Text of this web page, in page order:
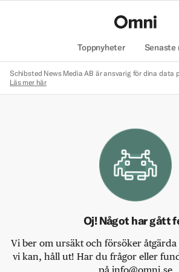
Toppnyheter Senaste
Schibsted News Media AB är ansvarig för dina data
Läs mer här
Oj! Något har gått
Vi ber om ursäkt och försöker
vi kan, håll ut! Har du frågor eller